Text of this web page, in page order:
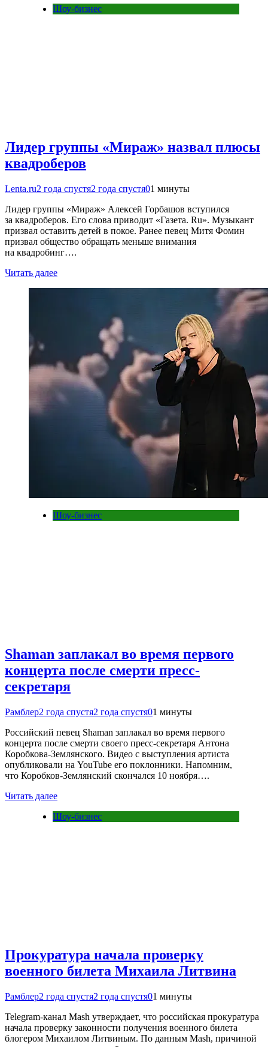
Шоу-бизнес
Лидер группы «Мираж» назвал плюсы
квадроберов
Lenta.ru2 года спустя2 года спустя01 минуты
Лидер группы «Мираж» Алексей Горбашов вступился
за квадроберов. Его слова приводит «Газета. Ru». Музыкант
призвал оставить детей в покое. Ранее певец Митя Фомин
призвал общество обращать меньше внимания
на квадробинг….
Читать далее
Шоу-бизнес
Shaman заплакал во время первого
концерта после смерти пресс-
секретаря
Рамблер2 года спустя2 года спустя01 минуты
Российский певец Shaman заплакал во время первого
концерта после смерти своего пресс-секретаря Антона
Коробкова-Землянского. Видео с выступления артиста
опубликовали на YouTube его поклонники. Напомним,
что Коробков-Землянский скончался 10 ноября….
Читать далее
Шоу-бизнес
Прокуратура начала проверку
военного билета Михаила Литвина
Рамблер2 года спустя2 года спустя01 минуты
Telegram-канал Mash утверждает, что российская прокуратура
начала проверку законности получения военного билета
блогером Михаилом Литвиным. По данным Mash, причиной